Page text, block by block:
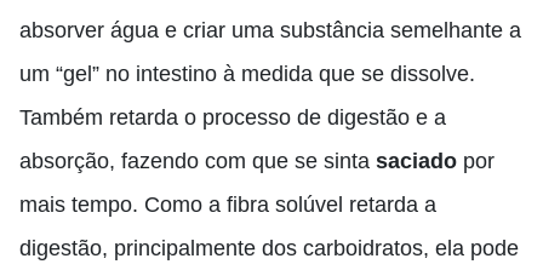
absorver água e criar uma substância semelhante a
um “gel” no intestino à medida que se dissolve.
Também retarda o processo de digestão e a
absorção, fazendo com que se sinta saciado por
mais tempo. Como a fibra solúvel retarda a
digestão, principalmente dos carboidratos, ela pode